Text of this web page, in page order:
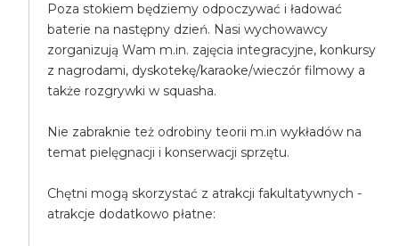
Poza stokiem będziemy odpoczywać i ładować
baterie na następny dzień. Nasi wychowawcy
zorganizują Wam m.in. zajęcia integracyjne, konkursy
z nagrodami, dyskotekę/karaoke/wieczór filmowy a
także rozgrywki w squasha.
Nie zabraknie też odrobiny teorii m.in wykładów na
temat pielęgnacji i konserwacji sprzętu.
Chętni mogą skorzystać z atrakcji fakultatywnych -
atrakcje dodatkowo płatne: